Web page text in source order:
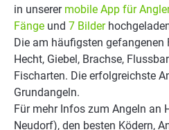
in unserer mobile App für
Fänge und 7 Bilder
Die am häufigsten gefangenen
Hecht, Giebel, Brachse,
Fischarten. Die erfolgreichste
Grundangeln.
Für mehr Infos zum Angeln an
Neudorf), den besten Ködern,